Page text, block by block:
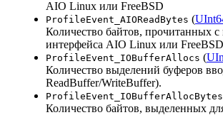
AIO Linux или FreeBSD
ProfileEvent_AIOReadBytes (
Количество байтов, прочитанных с
интерфейса AIO Linux или FreeBSD
ProfileEvent_IOBufferAllocs (
Количество выделений буферов
ReadBuffer/WriteBuffer).
ProfileEvent_IOBufferAllocBytes
Количество байтов, выделенных